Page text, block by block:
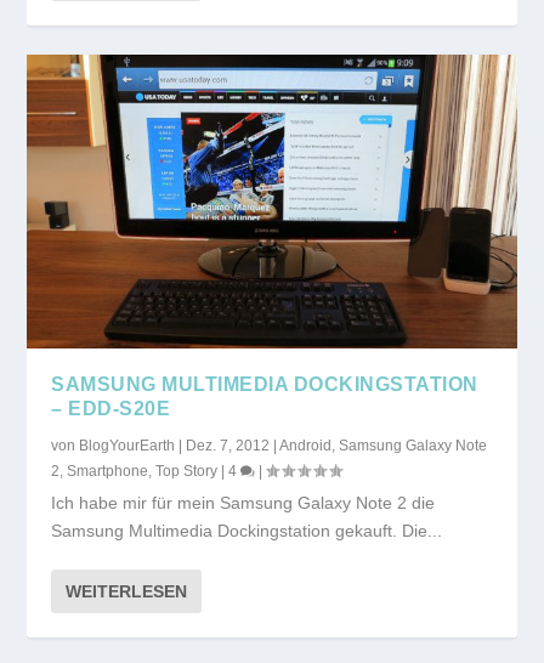
SAMSUNG MULTIMEDIA DOCKINGSTATION
– EDD-S20E
von BlogYourEarth | Dez. 7, 2012 |Android ,Samsung Galaxy Note
2 ,Smartphone ,Top Story |4 |
Ich habe mir für mein Samsung Galaxy Note 2 die
Samsung Multimedia Dockingstation gekauft. Die...
WEITERLESEN